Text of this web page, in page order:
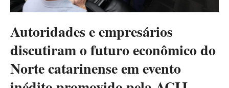
Autoridades e empresários
discutiram o futuro econômico do
Norte catarinense em evento